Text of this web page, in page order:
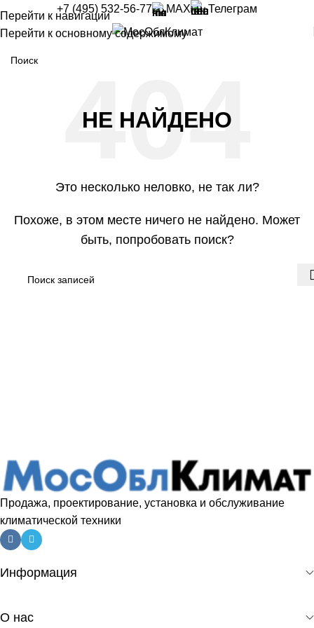
Перейти к навигации
Перейти к основному содержимому
+7 (495) 532-56-77 MAX Телеграм
НЕ НАЙДЕНО
Это несколько неловко, не так ли?
Похоже, в этом месте ничего не найдено. Может
быть, попробовать поиск?
Продажа, проектирование, установка и обслуживание
климатической техники
Информация
О нас